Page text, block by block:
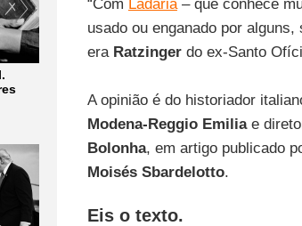
“Com Ladaria– que conhece
usado ou enganado por
era Ratzingerdo ex-Santo
A opinião é do historiador
Modena-Reggio Emiliae
Bolonha, em artigo publicado
Moisés Sbardelotto.
Eis o texto.